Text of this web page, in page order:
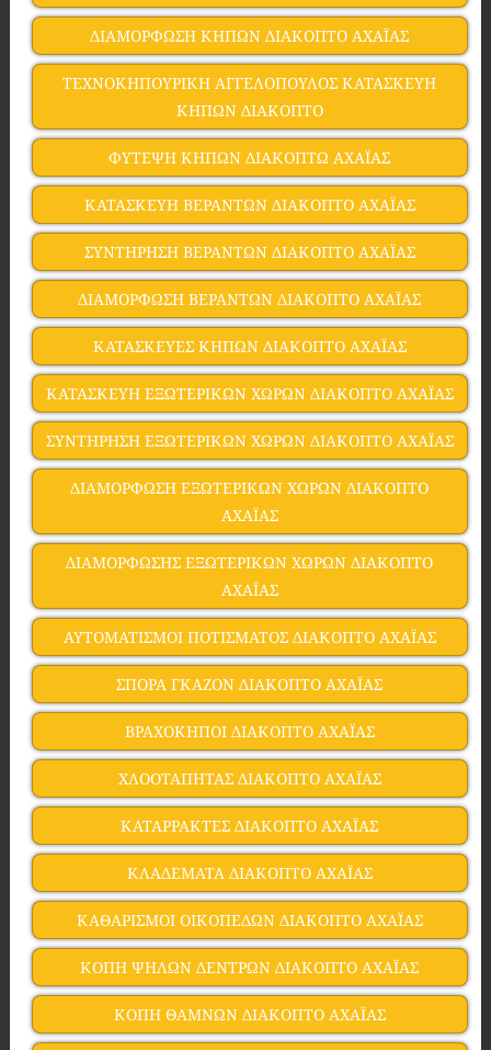
ΔΙΑΜΟΡΦΩΣΗ ΚΗΠΩΝ ΔΙΑΚΟΠΤΟ ΑΧΑΪΑΣ
ΤΕΧΝΟΚΗΠΟΥΡΙΚΗ ΑΓΓΕΛΟΠΟΥΛΟΣ ΚΑΤΑΣΚΕΥΗ
ΚΗΠΩΝ ΔΙΑΚΟΠΤΟ
ΦΥΤΕΨΗ ΚΗΠΩΝ ΔΙΑΚΟΠΤΩ ΑΧΑΪΑΣ
ΚΑΤΑΣΚΕΥΗ ΒΕΡΑΝΤΩΝ ΔΙΑΚΟΠΤΟ ΑΧΑΪΑΣ
ΣΥΝΤΗΡΗΣΗ ΒΕΡΑΝΤΩΝ ΔΙΑΚΟΠΤΟ ΑΧΑΪΑΣ
ΔΙΑΜΟΡΦΩΣΗ ΒΕΡΑΝΤΩΝ ΔΙΑΚΟΠΤΟ ΑΧΑΪΑΣ
ΚΑΤΑΣΚΕΥΕΣ ΚΗΠΩΝ ΔΙΑΚΟΠΤΟ ΑΧΑΪΑΣ
ΚΑΤΑΣΚΕΥΗ ΕΞΩΤΕΡΙΚΩΝ ΧΩΡΩΝ ΔΙΑΚΟΠΤΟ ΑΧΑΪΑΣ
ΣΥΝΤΗΡΗΣΗ ΕΞΩΤΕΡΙΚΩΝ ΧΩΡΩΝ ΔΙΑΚΟΠΤΟ ΑΧΑΪΑΣ
ΔΙΑΜΟΡΦΩΣΗ ΕΞΩΤΕΡΙΚΩΝ ΧΩΡΩΝ ΔΙΑΚΟΠΤΟ
ΑΧΑΪΑΣ
ΔΙΑΜΟΡΦΩΣΗΣ ΕΞΩΤΕΡΙΚΩΝ ΧΩΡΩΝ ΔΙΑΚΟΠΤΟ
ΑΧΑΪΑΣ
ΑΥΤΟΜΑΤΙΣΜΟΙ ΠΟΤΙΣΜΑΤΟΣ ΔΙΑΚΟΠΤΟ ΑΧΑΪΑΣ
ΣΠΟΡΑ ΓΚΑΖΟΝ ΔΙΑΚΟΠΤΟ ΑΧΑΪΑΣ
ΒΡΑΧΟΚΗΠΟΙ ΔΙΑΚΟΠΤΟ ΑΧΑΪΑΣ
ΧΛΟΟΤΑΠΗΤΑΣ ΔΙΑΚΟΠΤΟ ΑΧΑΪΑΣ
ΚΑΤΑΡΡΑΚΤΕΣ ΔΙΑΚΟΠΤΟ ΑΧΑΪΑΣ
ΚΛΑΔΕΜΑΤΑ ΔΙΑΚΟΠΤΟ ΑΧΑΪΑΣ
ΚΑΘΑΡΙΣΜΟΙ ΟΙΚΟΠΕΔΩΝ ΔΙΑΚΟΠΤΟ ΑΧΑΪΑΣ
ΚΟΠΗ ΨΗΛΩΝ ΔΕΝΤΡΩΝ ΔΙΑΚΟΠΤΟ ΑΧΑΪΑΣ
ΚΟΠΗ ΘΑΜΝΩΝ ΔΙΑΚΟΠΤΟ ΑΧΑΪΑΣ